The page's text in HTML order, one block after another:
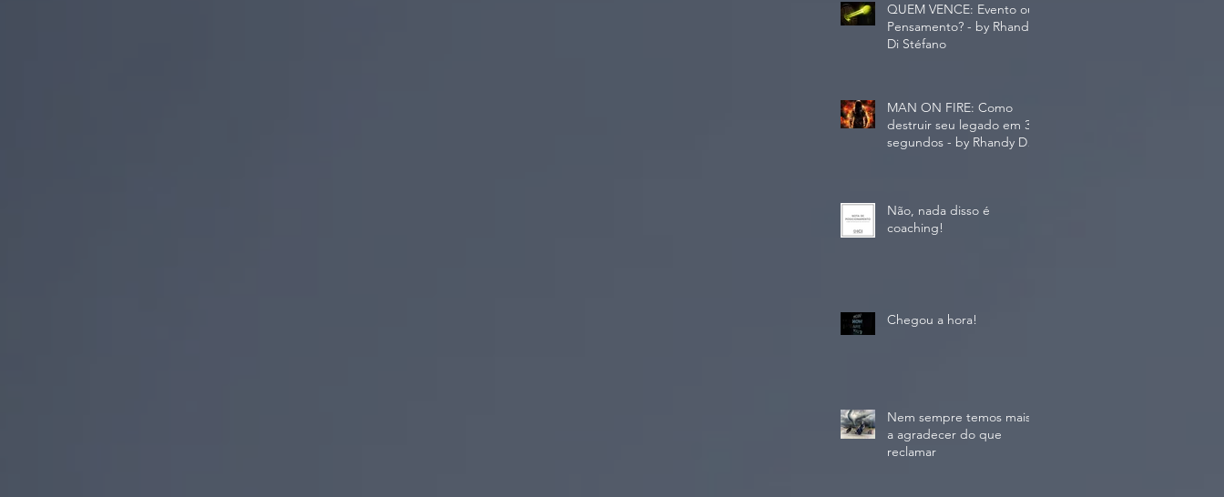
QUEM VENCE: Evento ou
Pensamento? - by Rhandy
Di Stéfano
MAN ON FIRE: Como
destruir seu legado em 30
segundos - by Rhandy Di
Não, nada disso é
coaching!
Chegou a hora!
Nem sempre temos mais
a agradecer do que
reclamar